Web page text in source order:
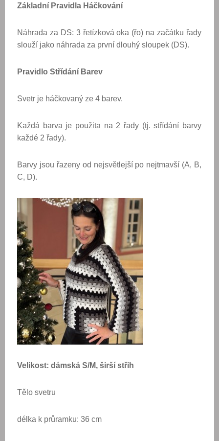
Základní Pravidla Háčkování
Náhrada za DS: 3 řetízková oka (řo) na začátku řady
slouží jako náhrada za první dlouhý sloupek (DS).
Pravidlo Střídání Barev
Svetr je háčkovaný ze 4 barev.
Každá barva je použita na 2 řady (tj. střídání barvy
každé 2 řady).
Barvy jsou řazeny od nejsvětlejší po nejtmavší (A, B,
C, D).
Velikost: dámská S/M, širší střih
Tělo svetru
délka k průramku: 36 cm